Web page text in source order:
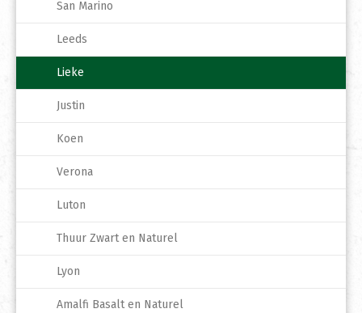
San Marino
Leeds
Lieke
Justin
Koen
Verona
Luton
Thuur Zwart en Naturel
Lyon
Amalfi Basalt en Naturel